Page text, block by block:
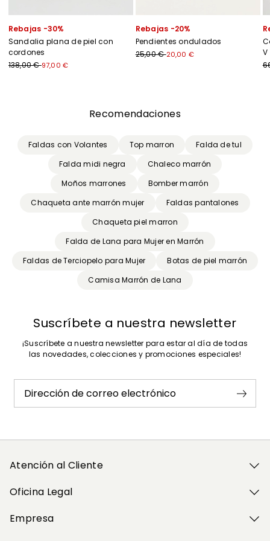
Rebajas -30%
Sandalia plana de piel con
cordones
138,00 €97,00 €
Rebajas -20%
Pendientes ondulados
25,00 €20,00 €
V
Recomendaciones
Faldas con Volantes Top marron
Falda de tul
Falda midi negra
Chaleco marrón
Moños marrones
Bomber marrón
Chaqueta ante marrón mujer
Faldas pantalones
Chaqueta piel marron
Falda de Lana para Mujer en Marrón
Faldas de Terciopelo para Mujer
Botas de piel marrón
Camisa Marrón de Lana
Suscríbete a nuestra newsletter
¡Suscríbete a nuestra newsletter para estar al día de todas
las novedades, colecciones y promociones especiales!
Dirección de correo electrónico
Atención al Cliente
Oficina Legal
Empresa